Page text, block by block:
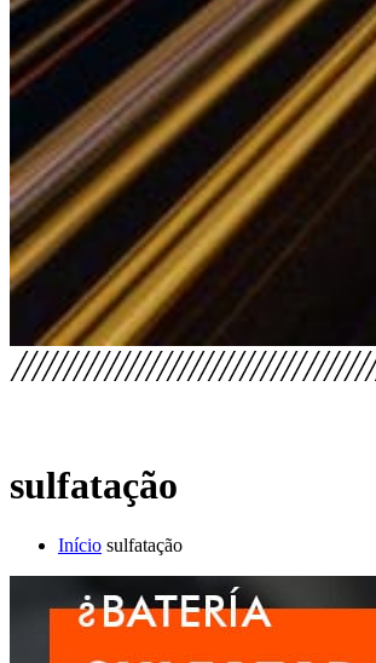
sulfatação
Início sulfatação